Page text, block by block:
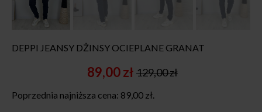
DEPPI JEANSY DŻINSY OCIEPLANE GRANAT
129,00zł
Original
price
was:
89,00złCurrent
price
is:
Poprzednia najniższa cena: 89,00 zł.